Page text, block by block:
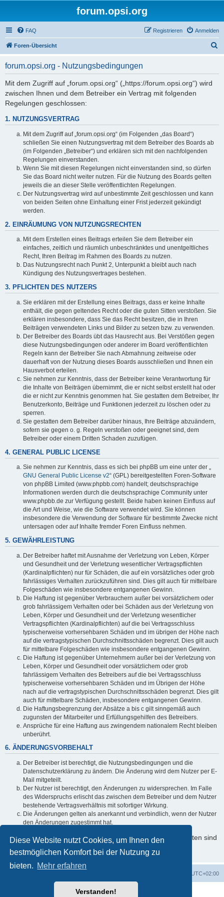
Diese Website nutzt Cookies, um Ihnen den
bestmöglichen Komfort bei der Nutzung zu
bieten. Mehr erfahren
Verstanden!
forum.opsi.org
FAQ Anmelden
Registrieren
Foren-Übersicht
forum.opsi.org - Nutzungsbedingungen
Mit dem Zugriff auf „forum.opsi.org“ („https://forum.opsi.org“) wird
zwischen Ihnen und dem Betreiber ein Vertrag mit folgenden
Regelungen geschlossen:
1. NUTZUNGSVERTRAG
Mit dem Zugriff auf „forum.opsi.org“ (im Folgenden „das Board“)
schließen Sie einen Nutzungsvertrag mit dem Betreiber des Boards ab
(im Folgenden „Betreiber“) und erklären sich mit den nachfolgenden
Regelungen einverstanden.
Wenn Sie mit diesen Regelungen nicht einverstanden sind, so dürfen
Sie das Board nicht weiter nutzen. Für die Nutzung des Boards gelten
jeweils die an dieser Stelle veröffentlichten Regelungen.
Der Nutzungsvertrag wird auf unbestimmte Zeit geschlossen und kann
von beiden Seiten ohne Einhaltung einer Frist jederzeit gekündigt
werden.
2. EINRÄUMUNG VON NUTZUNGSRECHTEN
Mit dem Erstellen eines Beitrags erteilen Sie dem Betreiber ein
einfaches, zeitlich und räumlich unbeschränktes und unentgeltliches
Recht, Ihren Beitrag im Rahmen des Boards zu nutzen.
Das Nutzungsrecht nach Punkt 2, Unterpunkt a bleibt auch nach
Kündigung des Nutzungsvertrages bestehen.
3. PFLICHTEN DES NUTZERS
Sie erklären mit der Erstellung eines Beitrags, dass er keine Inhalte
enthält, die gegen geltendes Recht oder die guten Sitten verstoßen. Sie
erklären insbesondere, dass Sie das Recht besitzen, die in Ihren
Beiträgen verwendeten Links und Bilder zu setzen bzw. zu verwenden.
Der Betreiber des Boards übt das Hausrecht aus. Bei Verstößen gegen
diese Nutzungsbedingungen oder anderer im Board veröffentlichten
Regeln kann der Betreiber Sie nach Abmahnung zeitweise oder
dauerhaft von der Nutzung dieses Boards ausschließen und Ihnen ein
Hausverbot erteilen.
Sie nehmen zur Kenntnis, dass der Betreiber keine Verantwortung für
die Inhalte von Beiträgen übernimmt, die er nicht selbst erstellt hat oder
die er nicht zur Kenntnis genommen hat. Sie gestatten dem Betreiber, Ihr
Benutzerkonto, Beiträge und Funktionen jederzeit zu löschen oder zu
sperren.
Sie gestatten dem Betreiber darüber hinaus, Ihre Beiträge abzuändern,
sofern sie gegen o. g. Regeln verstoßen oder geeignet sind, dem
Betreiber oder einem Dritten Schaden zuzufügen.
4. GENERAL PUBLIC LICENSE
Sie nehmen zur Kenntnis, dass es sich bei phpBB um eine unter der „
GNU General Public License v2“ (GPL) bereitgestellten Foren-Software
von phpBB Limited (www.phpbb.com) handelt; deutschsprachige
Informationen werden durch die deutschsprachige Community unter
www.phpbb.de zur Verfügung gestellt. Beide haben keinen Einfluss auf
die Art und Weise, wie die Software verwendet wird. Sie können
insbesondere die Verwendung der Software für bestimmte Zwecke nicht
untersagen oder auf Inhalte fremder Foren Einfluss nehmen.
5. GEWÄHRLEISTUNG
Der Betreiber haftet mit Ausnahme der Verletzung von Leben, Körper
und Gesundheit und der Verletzung wesentlicher Vertragspflichten
(Kardinalpflichten) nur für Schäden, die auf ein vorsätzliches oder grob
fahrlässiges Verhalten zurückzuführen sind. Dies gilt auch für mittelbare
Folgeschäden wie insbesondere entgangenen Gewinn.
Die Haftung ist gegenüber Verbrauchern außer bei vorsätzlichem oder
grob fahrlässigem Verhalten oder bei Schäden aus der Verletzung von
Leben, Körper und Gesundheit und der Verletzung wesentlicher
Vertragspflichten (Kardinalpflichten) auf die bei Vertragsschluss
typischerweise vorhersehbaren Schäden und im übrigen der Höhe nach
auf die vertragstypischen Durchschnittsschäden begrenzt. Dies gilt auch
für mittelbare Folgeschäden wie insbesondere entgangenen Gewinn.
Die Haftung ist gegenüber Unternehmern außer bei der Verletzung von
Leben, Körper und Gesundheit oder vorsätzlichem oder grob
fahrlässigem Verhalten des Betreibers auf die bei Vertragsschluss
typischerweise vorhersehbaren Schäden und im Übrigen der Höhe
nach auf die vertragstypischen Durchschnittsschäden begrenzt. Dies gilt
auch für mittelbare Schäden, insbesondere entgangenen Gewinn.
Die Haftungsbegrenzung der Absätze a bis c gilt sinngemäß auch
zugunsten der Mitarbeiter und Erfüllungsgehilfen des Betreibers.
Ansprüche für eine Haftung aus zwingendem nationalem Recht bleiben
unberührt.
6. ÄNDERUNGSVORBEHALT
Der Betreiber ist berechtigt, die Nutzungsbedingungen und die
Datenschutzerklärung zu ändern. Die Änderung wird dem Nutzer per E-
Mail mitgeteilt.
Der Nutzer ist berechtigt, den Änderungen zu widersprechen. Im Falle
des Widerspruchs erlischt das zwischen dem Betreiber und dem Nutzer
bestehende Vertragsverhältnis mit sofortiger Wirkung.
Die Änderungen gelten als anerkannt und verbindlich, wenn der Nutzer
den Änderungen zugestimmt hat.
Informationen über den Umgang mit Ihren persönlichen Daten sind
in der Datenschutzerklärung enthalten.
UTC+02:00
Powered byphpBB® Forum Software © phpBB Limited